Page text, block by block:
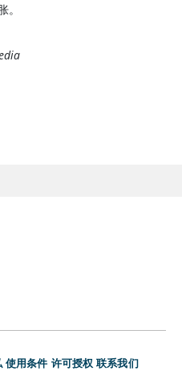
使用条件 许可授权 联系我们